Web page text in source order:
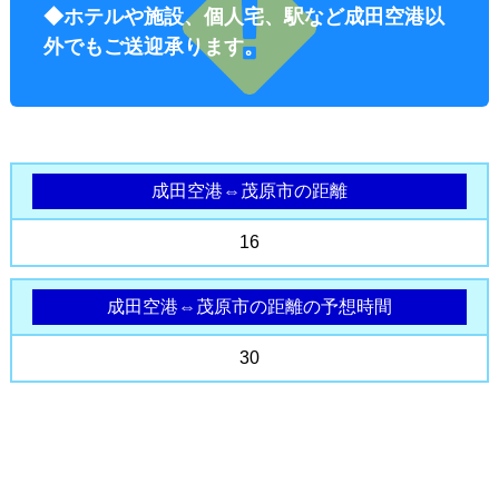
オプショ
ン料金
◆ホテルや施設、個人宅、駅など成田空港以
外でもご送迎承ります。
成田空港⇔茂原市の距離
16
成田空港⇔茂原市の距離の予想時間
30